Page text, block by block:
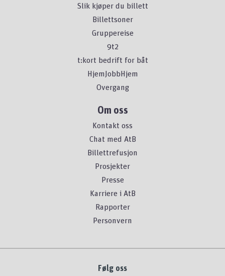
Slik kjøper du billett
Billettsoner
Gruppereise
9t2
t:kort bedrift for båt
HjemJobbHjem
Overgang
Om oss
Kontakt oss
Chat med AtB
Billettrefusjon
Prosjekter
Presse
Karriere i AtB
Rapporter
Personvern
Følg oss